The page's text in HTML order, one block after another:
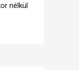
nélkül